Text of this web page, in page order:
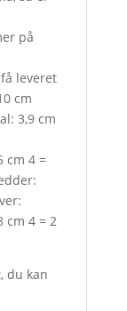
på
leveret
cm
3,9 cm
cm 4 =
cm 4 = 2
du kan